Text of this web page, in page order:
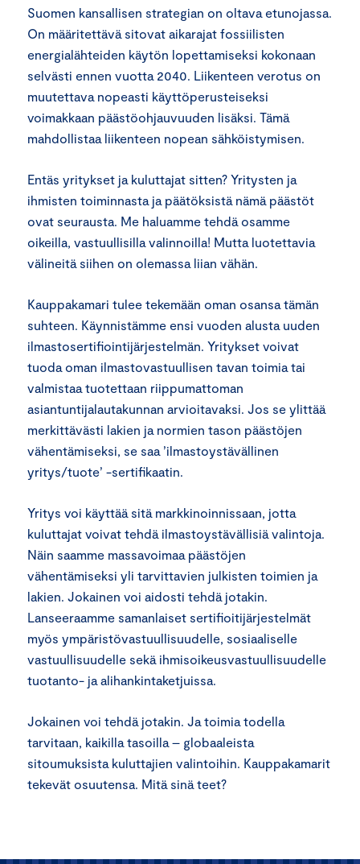
Suomen kansallisen strategian on oltava etunojassa.
On määritettävä sitovat aikarajat fossiilisten
energialähteiden käytön lopettamiseksi kokonaan
selvästi ennen vuotta 2040. Liikenteen verotus on
muutettava nopeasti käyttöperusteiseksi
voimakkaan päästöohjauvuuden lisäksi. Tämä
mahdollistaa liikenteen nopean sähköistymisen.
Entäs yritykset ja kuluttajat sitten? Yritysten ja
ihmisten toiminnasta ja päätöksistä nämä päästöt
ovat seurausta. Me haluamme tehdä osamme
oikeilla, vastuullisilla valinnoilla! Mutta luotettavia
välineitä siihen on olemassa liian vähän.
Kauppakamari tulee tekemään oman osansa tämän
suhteen. Käynnistämme ensi vuoden alusta uuden
ilmastosertifiointijärjestelmän. Yritykset voivat
tuoda oman ilmastovastuullisen tavan toimia tai
valmistaa tuotettaan riippumattoman
asiantuntijalautakunnan arvioitavaksi. Jos se ylittää
merkittävästi lakien ja normien tason päästöjen
vähentämiseksi, se saa ’ilmastoystävällinen
yritys/tuote’ -sertifikaatin.
Yritys voi käyttää sitä markkinoinnissaan, jotta
kuluttajat voivat tehdä ilmastoystävällisiä valintoja.
Näin saamme massavoimaa päästöjen
vähentämiseksi yli tarvittavien julkisten toimien ja
lakien. Jokainen voi aidosti tehdä jotakin.
Lanseeraamme samanlaiset sertifioitijärjestelmät
myös ympäristövastuullisuudelle, sosiaaliselle
vastuullisuudelle sekä ihmisoikeusvastuullisuudelle
tuotanto- ja alihankintaketjuissa.
Jokainen voi tehdä jotakin. Ja toimia todella
tarvitaan, kaikilla tasoilla – globaaleista
sitoumuksista kuluttajien valintoihin. Kauppakamarit
tekevät osuutensa. Mitä sinä teet?